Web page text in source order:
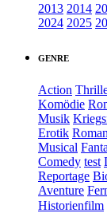
2013 2014
2024 2025
GENRE
Action
Komödie
Musik
Erotik
Musical
Comedy test
Reportage
Aventure
Historienfilm